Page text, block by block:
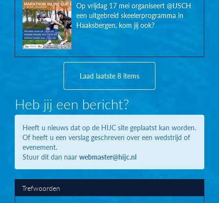
Op vrijdag 17 mei organiseert @IJSCH
een uitgebreid skeelerprogramma in
Haaksbergen, kom jij ook?
Laad laatste 8 items
Heb jij een bericht?
Heeft u nieuws dat op de HIJC site geplaatst kan worden.
Of heeft u een verslag geschreven over een wedstrijd of
evenement.
Stuur dit dan naar webmaster@hijc.nl
Trefwoorden